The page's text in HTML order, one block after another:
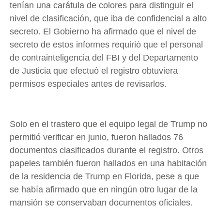
tenían una carátula de colores para distinguir el
nivel de clasificación, que iba de confidencial a alto
secreto. El Gobierno ha afirmado que el nivel de
secreto de estos informes requirió que el personal
de contrainteligencia del FBI y del Departamento
de Justicia que efectuó el registro obtuviera
permisos especiales antes de revisarlos.
Solo en el trastero que el equipo legal de Trump no
permitió verificar en junio, fueron hallados 76
documentos clasificados durante el registro. Otros
papeles también fueron hallados en una habitación
de la residencia de Trump en Florida, pese a que
se había afirmado que en ningún otro lugar de la
mansión se conservaban documentos oficiales.